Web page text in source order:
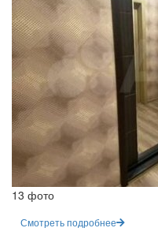
13 фото
Смотреть подробнее